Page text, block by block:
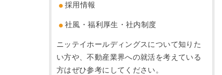
採用情報
社風・福利厚生・社内制度
ニッテイホールディングスについて知りた
い方や、不動産業界への就活を考えている
方はぜひ参考にしてください。